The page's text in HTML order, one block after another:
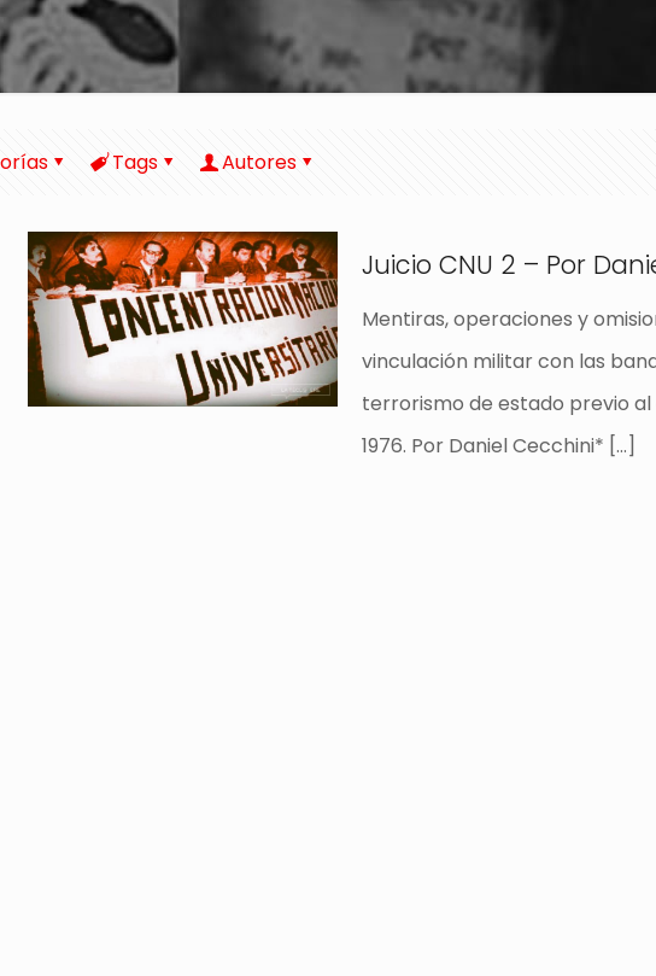
Tags Autores
Juicio CNU 2 – Por
Mentiras, operaciones y
vinculación militar con las
terrorismo de estado previo al
1976. Por Daniel Cecchini* […]